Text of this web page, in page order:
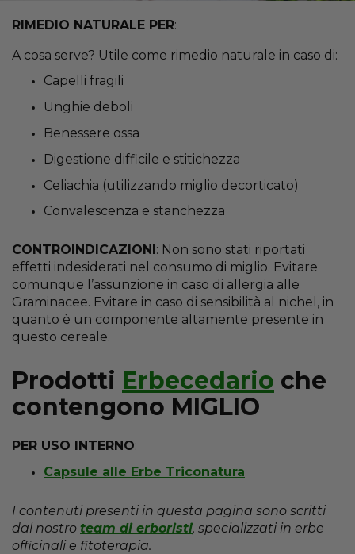
RIMEDIO NATURALE PER:
A cosa serve? Utile come rimedio naturale in caso di:
Capelli fragili
Unghie deboli
Benessere ossa
Digestione difficile e stitichezza
Celiachia (utilizzando miglio decorticato)
Convalescenza e stanchezza
CONTROINDICAZIONI : Non sono stati riportati
effetti indesiderati nel consumo di miglio. Evitare
comunque l’assunzione in caso di allergia alle
Graminacee. Evitare in caso di sensibilità al nichel, in
quanto è un componente altamente presente in
questo cereale.
Prodotti Erbecedario che
contengono MIGLIO
PER USO INTERNO:
Capsule alle Erbe Triconatura
I contenuti presenti in questa pagina sono scritti
dal nostro team di erboristi, specializzati in erbe
officinali e fitoterapia.